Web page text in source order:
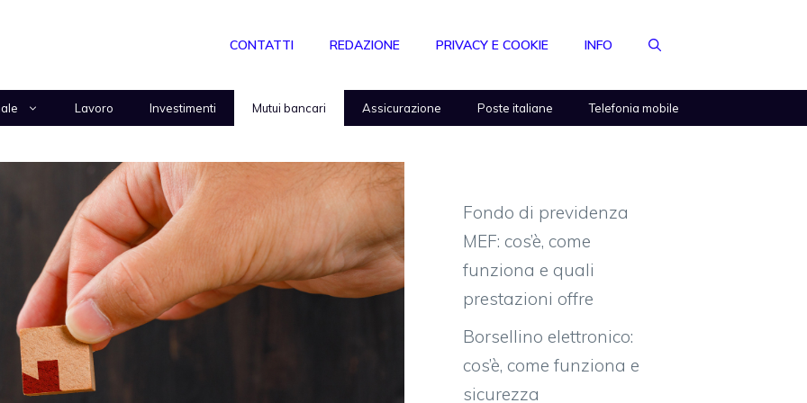
CONTATTI REDAZIONE PRIVACY E COOKIE INFO
Lavoro Investimenti Mutui bancari Assicurazione Poste italiane Telefonia mobile
Fondo di previdenza
MEF: cos’è, come
funziona e quali
prestazioni offre
Borsellino elettronico:
cos’è, come funziona e
sicurezza